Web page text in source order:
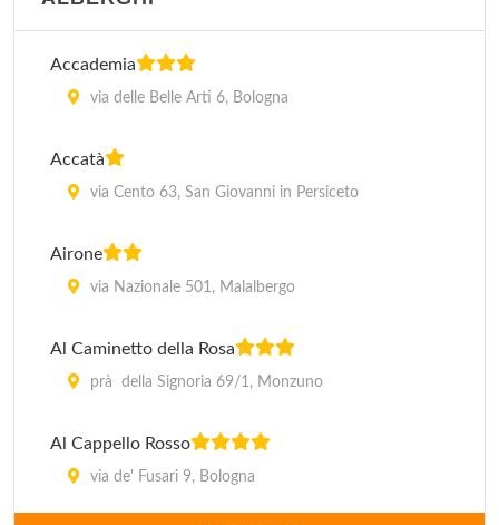
Accademia
via delle Belle Arti 6, Bologna
Accatà
via Cento 63, San Giovanni in Persiceto
Airone
via Nazionale 501, Malalbergo
Al Caminetto della Rosa
prà della Signoria 69/1, Monzuno
Al Cappello Rosso
via de' Fusari 9, Bologna